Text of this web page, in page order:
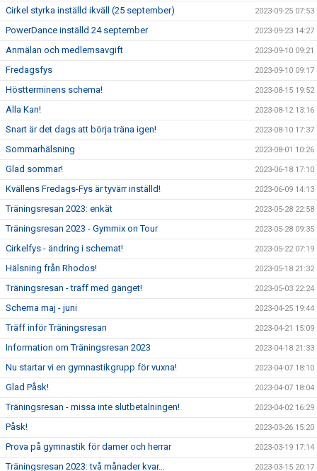
Cirkel styrka inställd ikväll (25 september) 2023-09-25 07:53
PowerDance inställd 24 september 2023-09-23 14:27
Anmälan och medlemsavgift 2023-09-10 09:21
Fredagsfys 2023-09-10 09:17
Höstterminens schema! 2023-08-15 19:52
Alla Kan! 2023-08-12 13:16
Snart är det dags att börja träna igen! 2023-08-10 17:37
Sommarhälsning 2023-08-01 10:26
Glad sommar! 2023-06-18 17:10
Kvällens Fredags-Fys är tyvärr inställd! 2023-06-09 14:13
Träningsresan 2023: enkät 2023-05-28 22:58
Träningsresan 2023 - Gymmix on Tour 2023-05-28 09:35
Cirkelfys - ändring i schemat! 2023-05-22 07:19
Hälsning från Rhodos! 2023-05-18 21:32
Träningsresan - träff med gänget! 2023-05-03 22:24
Schema maj - juni 2023-04-25 19:44
Träff inför Träningsresan 2023-04-21 15:09
Information om Träningsresan 2023 2023-04-18 21:33
Nu startar vi en gymnastikgrupp för vuxna! 2023-04-07 18:10
Glad Påsk! 2023-04-07 18:04
Träningsresan - missa inte slutbetalningen! 2023-04-02 16:29
Påsk! 2023-03-26 15:20
Prova på gymnastik för damer och herrar 2023-03-19 17:14
Träningsresan 2023: två månader kvar… 2023-03-15 20:17